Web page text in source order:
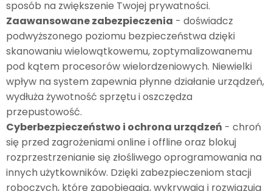
sposób na zwiększenie Twojej prywatności.
Zaawansowane zabezpieczenia - doświadcz
podwyższonego poziomu bezpieczeństwa dzięki
skanowaniu wielowątkowemu, zoptymalizowanemu
pod kątem procesorów wielordzeniowych. Niewielki
wpływ na system zapewnia płynne działanie urządzeń,
wydłuża żywotność sprzętu i oszczędza
przepustowość.
Cyberbezpieczeństwo i ochrona urządzeń - chroń
się przed zagrożeniami online i offline oraz blokuj
rozprzestrzenianie się złośliwego oprogramowania na
innych użytkowników. Dzięki zabezpieczeniom stacji
roboczych, które zapobiegają, wykrywają i rozwiązują